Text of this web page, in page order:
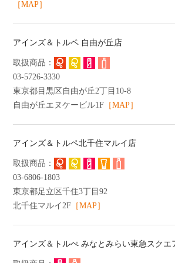
［MAP］
アインズ＆トルペ 自由が丘店
03-5726-3330
東京都目黒区自由が丘2丁目10-8
自由が丘エヌケービル1F ［MAP］
アインズ＆トルペ北千住マルイ店
03-6806-1803
東京都足立区千住3丁目92
北千住マルイ2F ［MAP］
アインズ＆トルぺ みなとみらい東急スクエ